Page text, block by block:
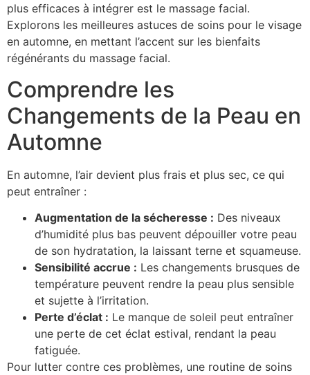
plus efficaces à intégrer est le massage facial.
Explorons les meilleures astuces de soins pour le visage
en automne, en mettant l’accent sur les bienfaits
régénérants du massage facial.
Comprendre les
Changements de la Peau en
Automne
En automne, l’air devient plus frais et plus sec, ce qui
peut entraîner :
Augmentation de la sécheresse : Des niveaux
d’humidité plus bas peuvent dépouiller votre peau
de son hydratation, la laissant terne et squameuse.
Sensibilité accrue : Les changements brusques de
température peuvent rendre la peau plus sensible
et sujette à l’irritation.
Perte d’éclat : Le manque de soleil peut entraîner
une perte de cet éclat estival, rendant la peau
fatiguée.
Pour lutter contre ces problèmes, une routine de soins